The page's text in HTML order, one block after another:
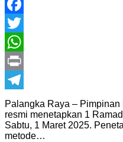
Facebook
Twitter
WhatsApp
Print
Telegram
Palangka Raya –
resmi menetapkan 1
Sabtu, 1 Maret 2025.
metode…